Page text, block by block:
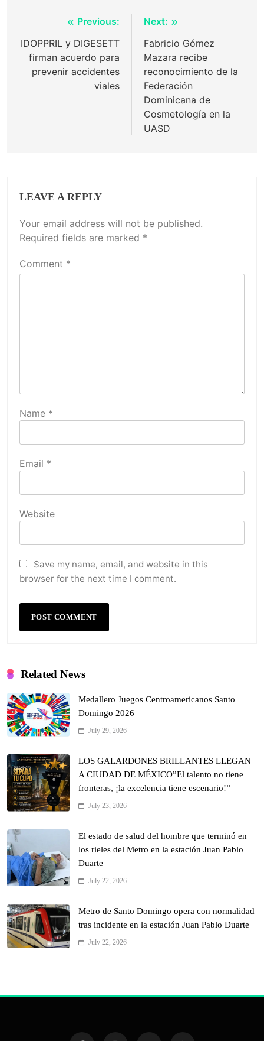
navigation
Previous:
IDOPPRIL y DIGESETT
firman acuerdo para
prevenir accidentes
viales
Next:
Fabricio Gómez
Mazara recibe
reconocimiento de la
Federación
Dominicana de
Cosmetología en la
UASD
LEAVE A REPLY
Your email address will not be published.
Required fields are marked *
Comment *
Name *
Email *
Website
Save my name, email, and website in this
browser for the next time I comment.
Related News
Medallero Juegos Centroamericanos Santo
Domingo 2026
July 29, 2026
LOS GALARDONES BRILLANTES LLEGAN
A CIUDAD DE MÉXICO”El talento no tiene
fronteras, ¡la excelencia tiene escenario!”
July 23, 2026
El estado de salud del hombre que terminó en
los rieles del Metro en la estación Juan Pablo
Duarte
July 22, 2026
Metro de Santo Domingo opera con normalidad
tras incidente en la estación Juan Pablo Duarte
July 22, 2026